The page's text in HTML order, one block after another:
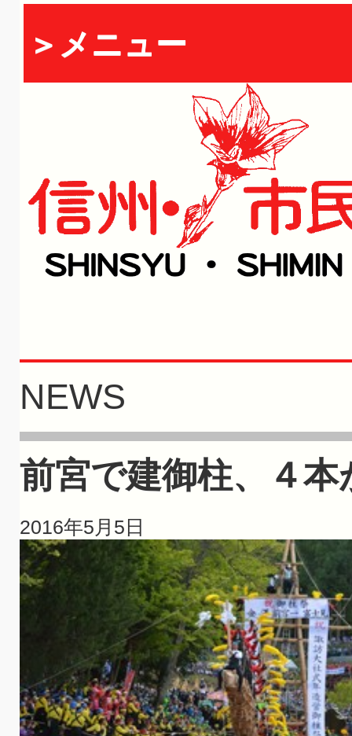
＞メニュー
NEWS
前宮で建御柱、４本
2016年5月5日